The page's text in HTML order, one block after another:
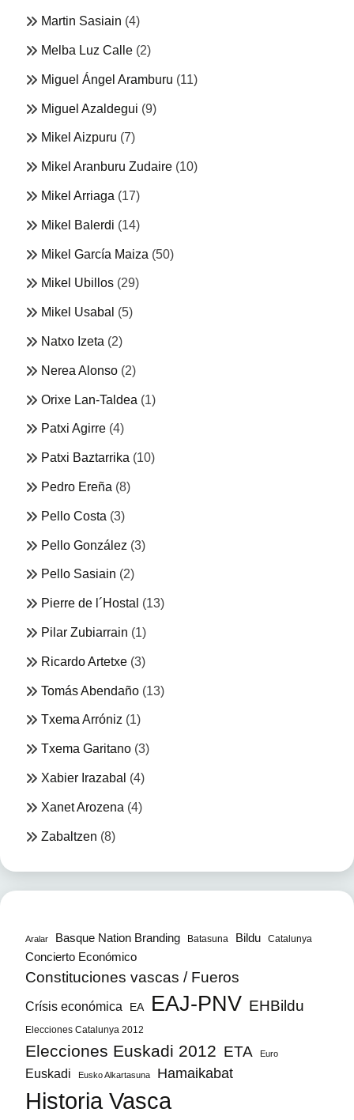
Martin Sasiain (4)
Melba Luz Calle (2)
Miguel Ángel Aramburu (11)
Miguel Azaldegui (9)
Mikel Aizpuru (7)
Mikel Aranburu Zudaire (10)
Mikel Arriaga (17)
Mikel Balerdi (14)
Mikel García Maiza (50)
Mikel Ubillos (29)
Mikel Usabal (5)
Natxo Izeta (2)
Nerea Alonso (2)
Orixe Lan-Taldea (1)
Patxi Agirre (4)
Patxi Baztarrika (10)
Pedro Ereña (8)
Pello Costa (3)
Pello González (3)
Pello Sasiain (2)
Pierre de l´Hostal (13)
Pilar Zubiarrain (1)
Ricardo Artetxe (3)
Tomás Abendaño (13)
Txema Arróniz (1)
Txema Garitano (3)
Xabier Irazabal (4)
Xanet Arozena (4)
Zabaltzen (8)
Aralar Basque Nation Branding Batasuna Bildu Catalunya
Concierto Económico
Constituciones vascas / Fueros
Crísis económica EA EAJ-PNV EHBildu
Elecciones Catalunya 2012
Elecciones Euskadi 2012 ETA Euro
Euskadi Eusko Alkartasuna Hamaikabat
Historia Vasca